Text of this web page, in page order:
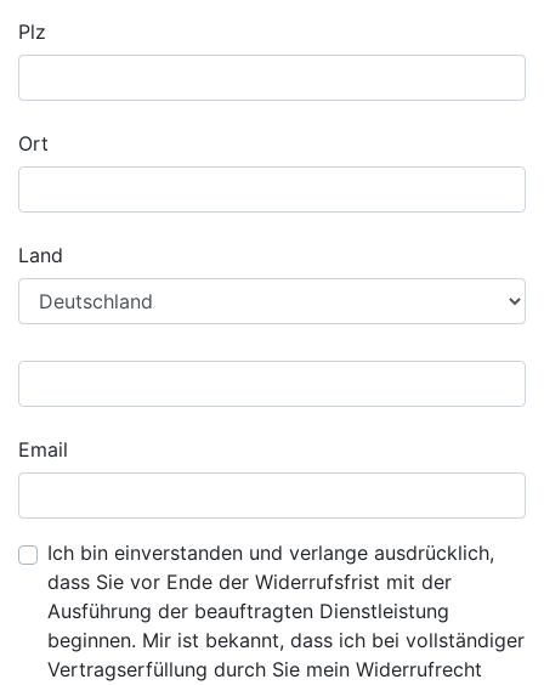
Plz
Ort
Land
Email
Ich bin einverstanden und verlange ausdrücklich,
dass Sie vor Ende der Widerrufsfrist mit der
Ausführung der beauftragten Dienstleistung
beginnen. Mir ist bekannt, dass ich bei vollständiger
Vertragserfüllung durch Sie mein Widerrufrecht